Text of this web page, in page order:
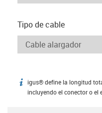
Tipo de cable
igus-icon-info
igus® define la longitud
incluyendo el conector o el